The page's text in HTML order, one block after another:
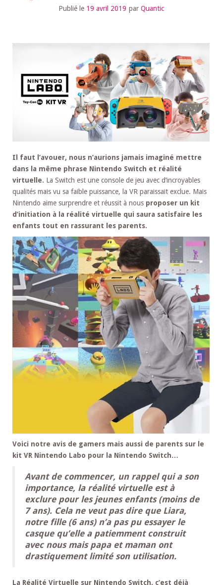
Publié le 19 avril 2019 par Quantic
Il faut l’avouer, nous n’aurions jamais imaginé mettre
dans la même phrase Nintendo Switch et réalité
virtuelle. La Switch est une console de jeu avec d’incroyables
qualités mais vu sa faible puissance, la VR paraissait exclue. Mais
Nintendo aime surprendre et réussit à nous proposer un kit
d’initiation à la réalité virtuelle qui saura satisfaire les
enfants tout en rassurant les parents.
Voici notre avis de gamers mais aussi de parents sur le
kit VR Nintendo Labo pour la Nintendo Switch…
Avant de commencer, un rappel qui a son
importance, la réalité virtuelle est à
exclure pour les jeunes enfants (moins de
7 ans). Cela ne veut pas dire que Liara,
notre fille (6 ans) n’a pas pu essayer le
casque qu’elle a patiemment construit
avec nous mais papa et maman ont
drastiquement limité son utilisation.
La Réalité Virtuelle sur Nintendo Switch, c’est déjà